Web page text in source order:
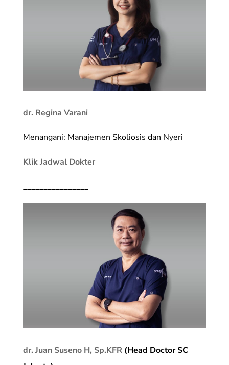
dr. Regina Varani
Menangani: Manajemen Skoliosis dan Nyeri
Klik Jadwal Dokter
________________
dr. Juan Suseno H, Sp.KFR(Head Doctor SC